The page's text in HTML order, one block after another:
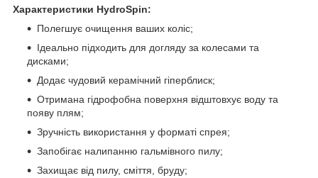
Характеристики HydroSpin:
Полегшує очищення ваших коліс;
Ідеально підходить для догляду за колесами та
дисками;
Додає чудовий керамічний гіперблиск;
Отримана гідрофобна поверхня відштовхує воду та
появу плям;
Зручність використання у форматі спрея;
Запобігає налипанню гальмівного пилу;
Захищає від пилу, сміття, бруду;